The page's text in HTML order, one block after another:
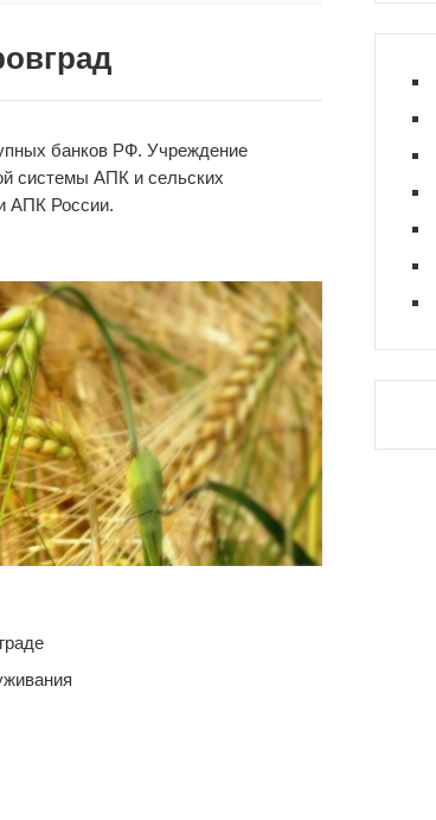
банков РФ. Учреждение
системы АПК и сельских
АПК России.